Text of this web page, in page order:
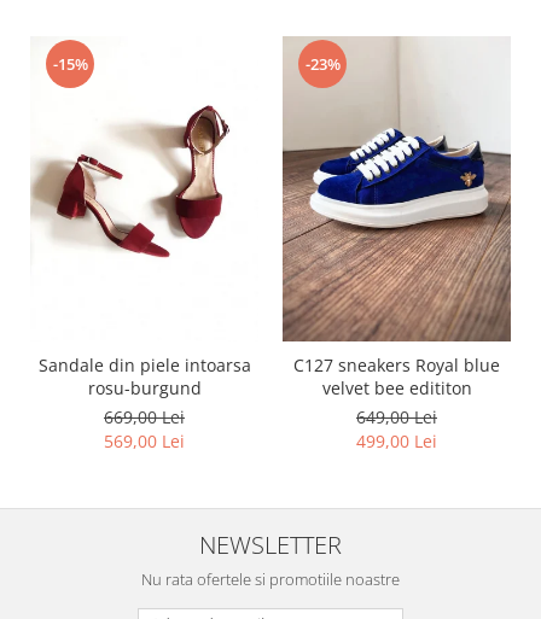
-15%
Sandale din piele intoarsa
rosu-burgund
669,00 Lei
569,00 Lei
-23%
C127 sneakers Royal blue
velvet bee edititon
649,00 Lei
499,00 Lei
NEWSLETTER
Nu rata ofertele si promotiile noastre